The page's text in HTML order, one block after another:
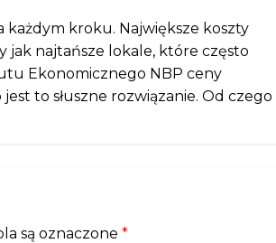
każdym kroku. Największe koszty
jak najtańsze lokale, które często
Ekonomicznego NBP ceny
to słuszne rozwiązanie. Od czego
są oznaczone *